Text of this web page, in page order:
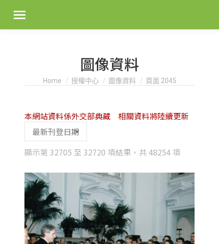
圖像資料
You are here:
Home 授權中心 圖像資料 頁面 2045
顯示第 32705 至 32720 項結果，共 48254 項
latest
本網站資料係外交部典藏 相關資料將陸續更新